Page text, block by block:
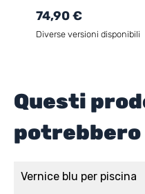
74,90 €
Diverse versioni disponibili
Questi
Vernice blu per piscina